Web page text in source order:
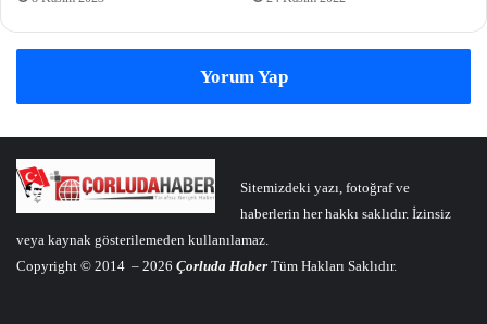
Yorum Yap
Sitemizdeki yazı, fotoğraf ve
haberlerin her hakkı saklıdır. İzinsiz
veya kaynak gösterilemeden kullanılamaz.
Copyright © 2014 – 2026 Çorluda Haber Tüm Hakları Saklıdır.